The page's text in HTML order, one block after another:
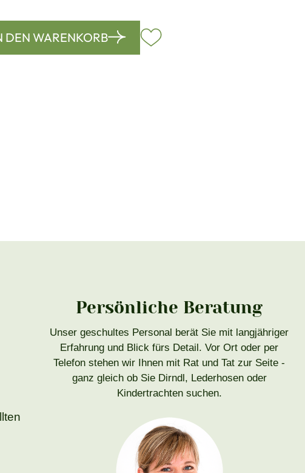
DEN WARENKORB
Persönliche Beratung
Unser geschultes Personal berät Sie mit langjähriger
Erfahrung und Blick fürs Detail. Vor Ort oder per
Telefon stehen wir Ihnen mit Rat und Tat zur Seite -
ganz gleich ob Sie Dirndl, Lederhosen oder
Kindertrachten suchen.